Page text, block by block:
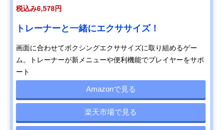
税込み6,578円
トレーナーと一緒にエクササイズ！
画面に合わせてボクシングエクササイズに取り組めるゲー
ム。トレーナーが新メニューや便利機能でプレイヤーをサポ
ート
Amazonで見る
楽天市場で見る